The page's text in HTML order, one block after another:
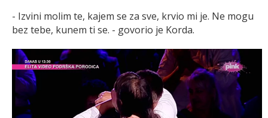
- Izvini molim te, kajem se za sve, krvio mi je. Ne mogu
bez tebe, kunem ti se. - govorio je Korda.